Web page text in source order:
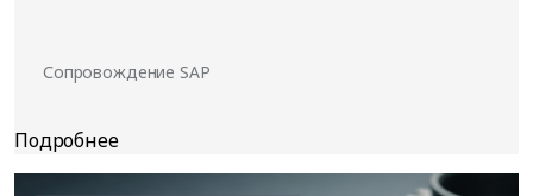
Сопровождение SAP